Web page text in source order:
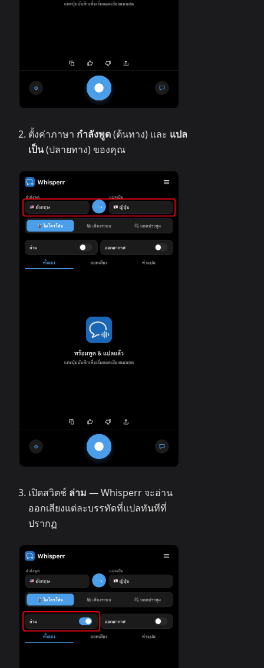
ตั้งค่าภาษา กำลังพูด(ต้นทาง) และ แปล
เป็น(ปลายทาง) ของคุณ
เปิดสวิตช์ ล่าม — Whisperr จะอ่าน
ออกเสียงแต่ละบรรทัดที่แปลทันทีที่
ปรากฏ